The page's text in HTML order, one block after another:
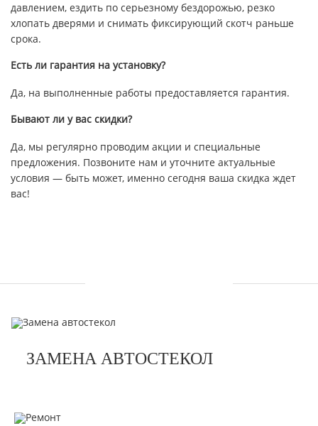
давлением, ездить по серьезному бездорожью, резко
хлопать дверями и снимать фиксирующий скотч раньше
срока.
Есть ли гарантия на установку?
Да, на выполненные работы предоставляется гарантия.
Бывают ли у вас скидки?
Да, мы регулярно проводим акции и специальные
предложения. Позвоните нам и уточните актуальные
условия — быть может, именно сегодня ваша скидка ждет
вас!
ЗАМЕНА АВТОСТЕКОЛ